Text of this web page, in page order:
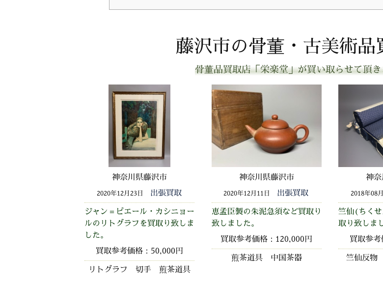
藤沢市の骨董・古美術品
骨董品買取店「栄楽堂」が買い取らせて頂
神奈川県藤沢市
2020年12月23日
出張買取
ジャン＝ピエール・カシニョー
ルのリトグラフを買取り致しま
した。
買取参考価格：50,000円
リトグラフ 切手 煎茶道具
神奈川県藤沢市
2020年12月11日
出張買取
恵孟臣製の朱泥急須など買取り
致しました。
買取参考価格：120,000円
煎茶道具 中国茶器
神
2018年08
竺仙(ちく
取り致しま
買取参
竺仙反